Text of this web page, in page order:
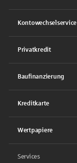
Kontowechselservice
Privatkredit
Baufinanzierung
Kreditkarte
Wertpapiere
Services